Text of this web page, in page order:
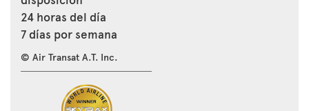
24 horas del día
7 días por semana
© Air Transat A.T. Inc.